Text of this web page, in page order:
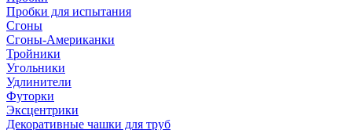
Пробки для испытания
Сгоны
Сгоны-Американки
Тройники
Угольники
Удлинители
Футорки
Эксцентрики
Декоративные чашки для труб